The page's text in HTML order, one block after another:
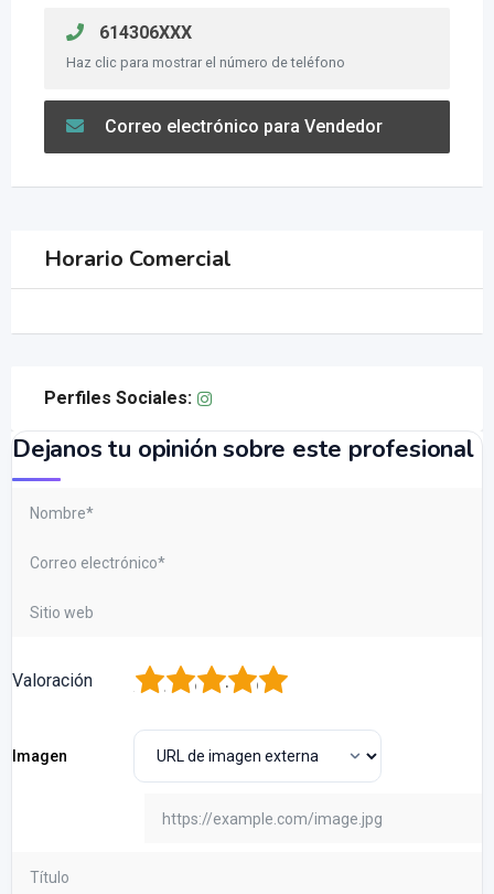
614306XXX
Haz clic para mostrar el número de teléfono
Correo electrónico para Vendedor
Horario Comercial
Perfiles Sociales:
Dejanos tu opinión sobre este profesional
Valoración 5
4
3
2
Imagen